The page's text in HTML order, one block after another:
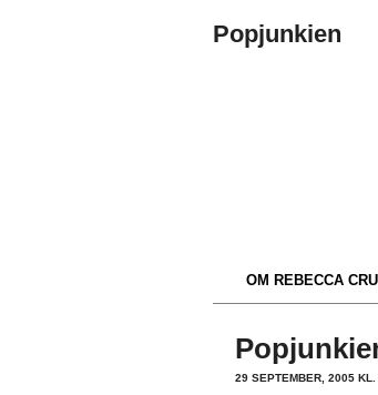
Popjunkien
OM REBECCA
29 SEPTEMBER, 2005